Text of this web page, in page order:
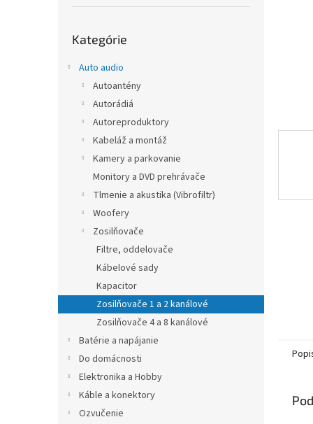
kategórie
Kategórie
Auto audio
Autoantény
Autorádiá
Autoreproduktory
Kabeláž a montáž
Kamery a parkovanie
Monitory a DVD prehrávače
Tlmenie a akustika (Vibrofiltr)
Woofery
Zosilňovače
Filtre, oddelovače
Kábelové sady
Kapacitor
Zosilňovače 1 a 2 kanálové
Zosilňovače 4 a 8 kanálové
Batérie a napájanie
Do domácnosti
Elektronika a Hobby
Káble a konektory
Ozvučenie